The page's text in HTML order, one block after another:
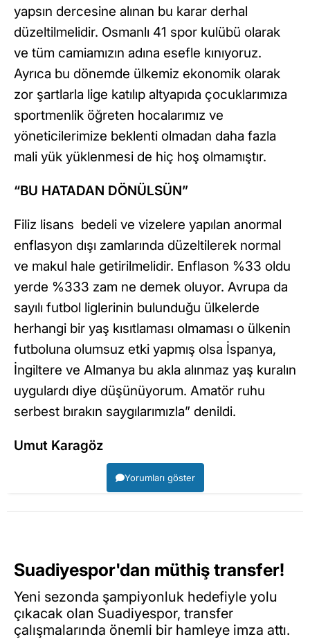
yapsın dercesine alınan bu karar derhal
düzeltilmelidir. Osmanlı 41 spor kulübü olarak
ve tüm camiamızın adına esefle kınıyoruz.
Ayrıca bu dönemde ülkemiz ekonomik olarak
zor şartlarla lige katılıp altyapıda çocuklarımıza
sportmenlik öğreten hocalarımız ve
yöneticilerimize beklenti olmadan daha fazla
mali yük yüklenmesi de hiç hoş olmamıştır.
“BU HATADAN DÖNÜLSÜN”
Filiz lisans bedeli ve vizelere yapılan anormal
enflasyon dışı zamlarında düzeltilerek normal
ve makul hale getirilmelidir. Enflason %33 oldu
yerde %333 zam ne demek oluyor. Avrupa da
sayılı futbol liglerinin bulunduğu ülkelerde
herhangi bir yaş kısıtlaması olmaması o ülkenin
futboluna olumsuz etki yapmış olsa İspanya,
İngiltere ve Almanya bu akla alınmaz yaş kuralın
uygulardı diye düşünüyorum. Amatör ruhu
serbest bırakın saygılarımızla” denildi.
Umut Karagöz
Yorumları göster
Suadiyespor'dan müthiş transfer!
Yeni sezonda şampiyonluk hedefiyle yolu
çıkacak olan Suadiyespor, transfer
çalışmalarında önemli bir hamleye imza attı.